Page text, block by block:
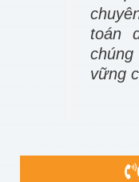
toán
chúng
vững